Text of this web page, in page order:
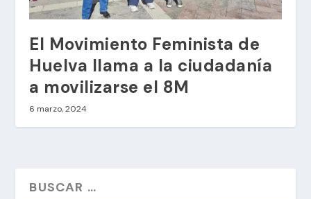
El Movimiento Feminista de
Huelva llama a la ciudadanía
a movilizarse el 8M
6 marzo, 2024